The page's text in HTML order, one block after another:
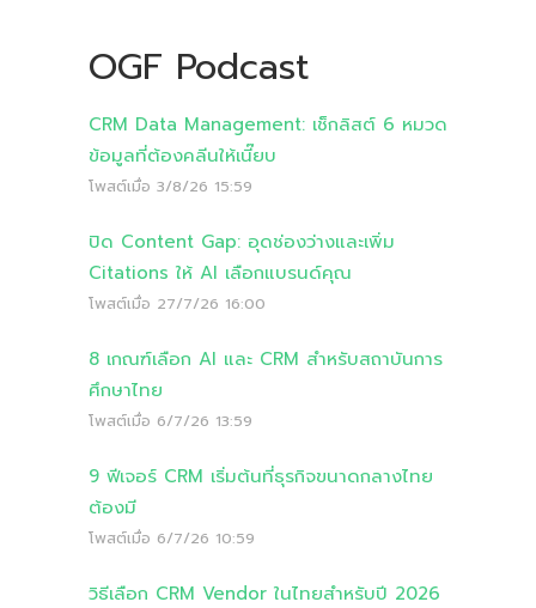
OGF Podcast
CRM Data Management: เช็กลิสต์ 6 หมวด
ข้อมูลที่ต้องคลีนให้เนี๊ยบ
โพสต์เมื่อ 3/8/26 15:59
ปิด Content Gap: อุดช่องว่างและเพิ่ม
Citations ให้ AI เลือกแบรนด์คุณ
โพสต์เมื่อ 27/7/26 16:00
8 เกณฑ์เลือก AI และ CRM สำหรับสถาบันการ
ศึกษาไทย
โพสต์เมื่อ 6/7/26 13:59
9 ฟีเจอร์ CRM เริ่มต้นที่ธุรกิจขนาดกลางไทย
ต้องมี
โพสต์เมื่อ 6/7/26 10:59
วิธีเลือก CRM Vendor ในไทยสำหรับปี 2026